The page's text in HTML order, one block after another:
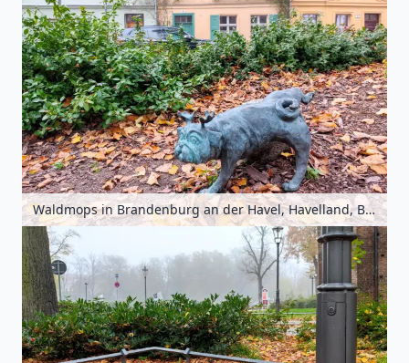
Waldmops in Brandenburg an der Havel, Havelland, Brandenburg, Deutschland